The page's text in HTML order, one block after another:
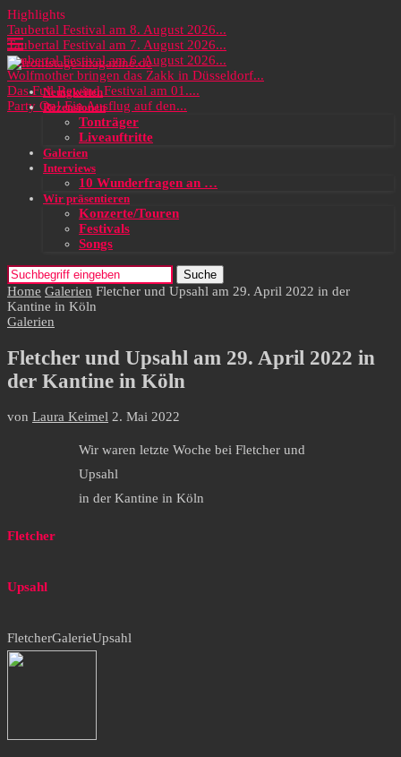
Highlights
Taubertal Festival am 8. August 2026...
Taubertal Festival am 7. August 2026...
Taubertal Festival am 6. August 2026...
Wolfmother bringen das Zakk in Düsseldorf...
Das Full Rewind Festival am 01....
Party On! Ein Ausflug auf den...
Neuigkeiten
Rezensionen
Tonträger
Liveauftritte
Galerien
Interviews
10 Wunderfragen an …
Wir präsentieren
Konzerte/Touren
Festivals
Songs
Suche
Home Galerien Fletcher und Upsahl am 29. April 2022 in der
Kantine in Köln
Galerien
Fletcher und Upsahl am 29. April 2022 in
der Kantine in Köln
von Laura Keimel 2. Mai 2022
Wir waren letzte Woche bei Fletcher und
Upsahl
in der Kantine in Köln
Fletcher
Upsahl
FletcherGalerieUpsahl